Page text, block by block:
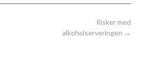
Risker med
alkoholserveringen →